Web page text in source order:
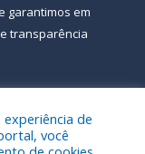
garantimos em
transparência
de
você